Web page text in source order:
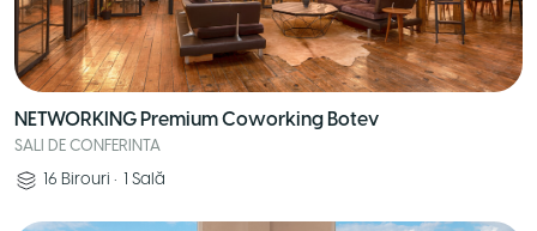
NETWORKING Premium Coworking Botev
SALI DE CONFERINTA
16 Birouri • 1 Sală